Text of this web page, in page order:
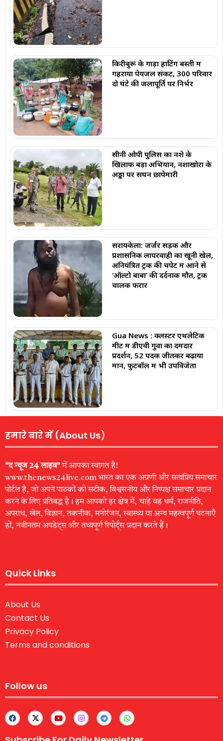
किरीबुरू के गाड़ा हाटिंग बस्ती में
गहराया पेयजल संकट, 300 परिवार
दो घंटे की जलापूर्ति पर निर्भर
सीनी ओपी पुलिस का नशे के
खिलाफ बड़ा अभियान, नशाखोरों के
अड्डों पर सघन छापेमारी
सरायकेला: जर्जर सड़क और
प्रशासनिक लापरवाही का खूनी खेल,
अनियंत्रित ट्रक की चपेट में आने से
‘ऑल्टो बाबा’ की दर्दनाक मौत, ट्रक
चालक फरार
Gua News : क्लस्टर एथलेटिक
मीट में डीएवी गुवा का दमदार
प्रदर्शन, 52 पदक जीतकर बढ़ाया
मान, फुटबॉल में भी उपविजेता
हमारे बारे में (About Us)
“द न्यूज 24 लाइव”में आपका स्वागत है!
www.thenews24live.com भारत का एक अग्रणी और सत्यप्रिय समाचार
पोर्टल है, जो अपने पाठकों को सटीक, विश्वसनीय और निष्पक्ष समाचार प्रदान
करने के लिए प्रतिबद्ध है। हम आपको हर क्षेत्र में, चाहे वह धर्म, राजनीति,
अपराध, खेल, विज्ञान, तकनीक, मनोरंजन, स्वास्थ्य या अन्य महत्वपूर्ण घटनाएँ
हों, नवीनतम अपडेट्स और तथ्यपूर्ण रिपोर्ट्स प्रदान करते हैं।
Quick Links
About Us
Contact Us
Privacy Policy
Terms and conditions
Follow us